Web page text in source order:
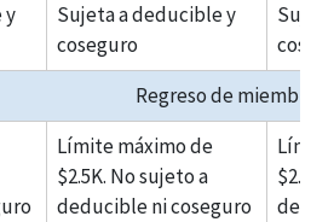
y
Sujeta a deducible y
coseguro
Regreso de miembro
Límite máximo de
$2.5K. No sujeto a
deducible ni coseguro